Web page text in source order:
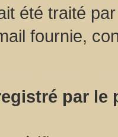
été traité
fournie,
par le